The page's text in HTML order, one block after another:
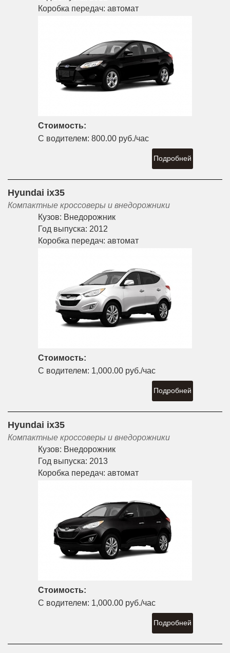
Коробка передач: автомат
Стоимость:
С водителем: 800.00 руб./час
Подробней
Hyundai ix35
Компактные кроссоверы и внедорожники
Кузов: Внедорожник
Год выпуска: 2012
Коробка передач: автомат
Стоимость:
С водителем: 1,000.00 руб./час
Подробней
Hyundai ix35
Компактные кроссоверы и внедорожники
Кузов: Внедорожник
Год выпуска: 2013
Коробка передач: автомат
Стоимость:
С водителем: 1,000.00 руб./час
Подробней